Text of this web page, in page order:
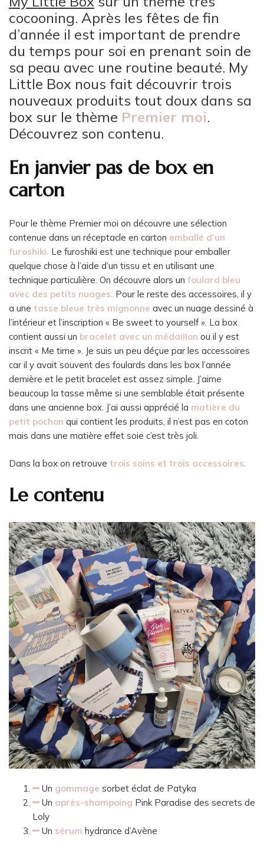
cocooning. Après les fêtes de fin
d’année il est important de prendre
du temps pour soi en prenant soin de
sa peau avec une routine beauté. My
Little Box nous fait découvrir trois
nouveaux produits tout doux dans sa
box sur le thème Premier moi.
Découvrez son contenu.
En janvier pas de box en
carton
Pour le thème Premier moi on découvre une sélection
contenue dans un réceptacle en carton emballé d’un
furoshiki. Le furoshiki est une technique pour emballer
quelque chose à l’aide d’un tissu et en utilisant une
technique particulière. On découvre alors un foulard bleu
avec des petits nuages. Pour le reste des accessoires, il y
a une tasse bleue très mignonne avec un nuage dessiné à
l’intérieur et l’inscription « Be sweet to yourself ». La box
contient aussi un bracelet avec un médaillon ou il y est
inscrit « Me time ». Je suis un peu déçue par les accessoires
car il y avait souvent des foulards dans les box l’année
dernière et le petit bracelet est assez simple. J’aime
beaucoup la tasse même si une semblable était présente
dans une ancienne box. J’ai aussi apprécié la matière du
petit pochon qui contient les produits, il n’est pas en coton
mais dans une matière effet soie c’est très joli.
Dans la box on retrouve trois soins et trois accessoires
Le contenu
Un gommage sorbet éclat de Patyka
Un après-shampoing Pink Paradise des secrets de
Loly
Un sérum hydrance d’Avène